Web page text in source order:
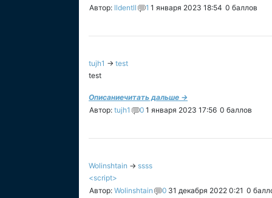
Автор: lldentll 1 1 января 2023 18:54 0 баллов
tujh1 → test
test
Описаниечитать дальше →
Автор: tujh1 0 1 января 2023 17:56 0 баллов
Wolinshtain → ssss
<script>
Автор: Wolinshtain 0 31 декабря 2022 0:21 0